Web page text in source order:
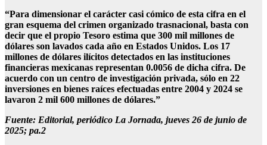
“Para dimensionar el carácter casi cómico de esta cifra en el
gran esquema del crimen organizado trasnacional, basta con
decir que el propio Tesoro estima que 300 mil millones de
dólares son lavados cada año en Estados Unidos. Los 17
millones de dólares ilícitos detectados en las instituciones
financieras mexicanas representan 0.0056 de dicha cifra. De
acuerdo con un centro de investigación privada, sólo en 22
inversiones en bienes raíces efectuadas entre 2004 y 2024 se
lavaron 2 mil 600 millones de dólares.”
Fuente: Editorial, periódico La Jornada, jueves 26 de junio de
2025; pa.2